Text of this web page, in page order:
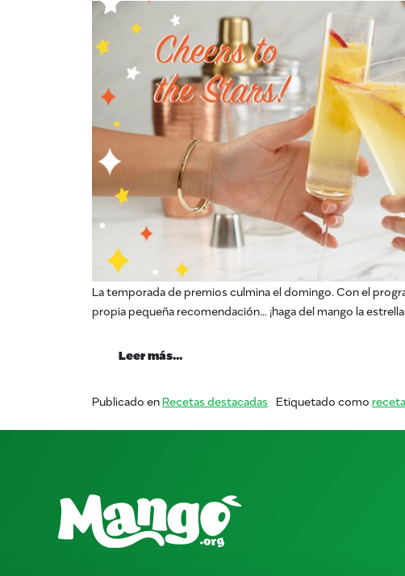
La temporada de premios culmina el domingo. Con el
propia pequeña recomendación… ¡haga del mango la
Leer más…
Publicado enRecetas destacadas Etiquetado como